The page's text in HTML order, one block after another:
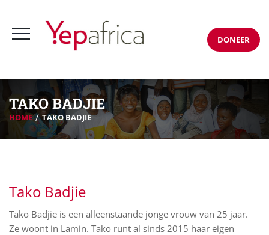
DONEER
TAKO BADJIE
HOME TAKO BADJIE
Tako Badjie
Tako Badjie is een alleenstaande jonge vrouw van 25 jaar.
Ze woont in Lamin. Tako runt al sinds 2015 haar eigen